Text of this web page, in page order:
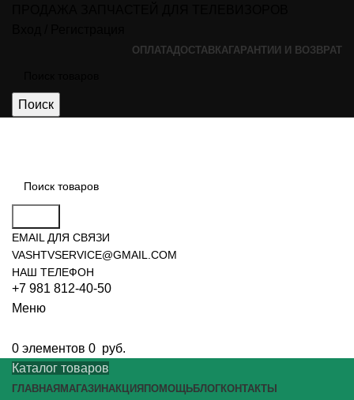
ОПЛАТАДОСТАВКА ГАРАНТИИ И ВОЗВРАТ
Поиск
EMAIL ДЛЯ СВЯЗИ
VASHTVSERVICE@GMAIL.COM
НАШ ТЕЛЕФОН
+7 981 812-40-50
Меню
0 элементов 0 руб.
Каталог товаров
ГЛАВНАЯ МАГАЗИНАКЦИЯ ПОМОЩЬ БЛОГ КОНТАКТЫ